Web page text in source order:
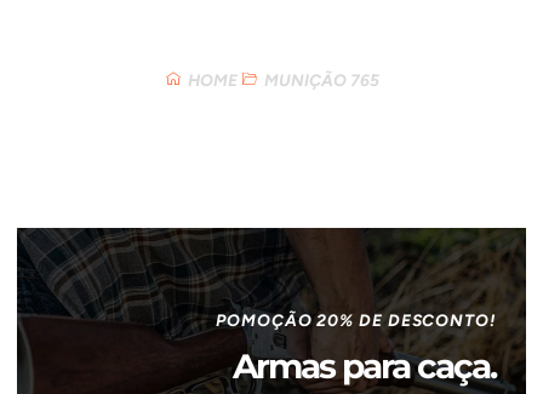
HOME MUNIÇÃO 765
POMOÇÃO 20% DE DESCONTO!
Armas para caça.